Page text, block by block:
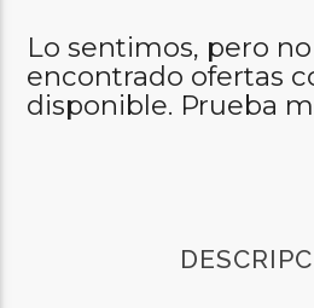
Lo sentimos, pero
encontrado ofertas
disponible. Prueba